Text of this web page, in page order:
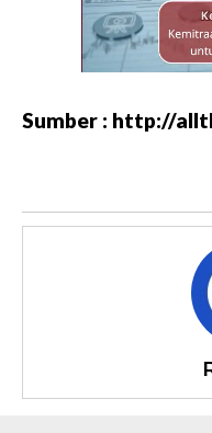
Sumber : http://